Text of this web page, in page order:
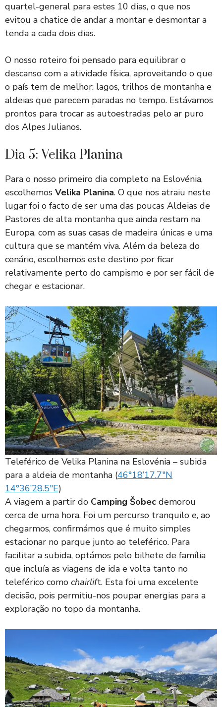
quartel-general para estes 10 dias, o que nos
evitou a chatice de andar a montar e desmontar a
tenda a cada dois dias.
O nosso roteiro foi pensado para equilibrar o
descanso com a atividade física, aproveitando o que
o país tem de melhor: lagos, trilhos de montanha e
aldeias que parecem paradas no tempo. Estávamos
prontos para trocar as autoestradas pelo ar puro
dos Alpes Julianos.
Dia 5: Velika Planina
Para o nosso primeiro dia completo na Eslovénia,
escolhemos Velika Planina. O que nos atraiu neste
lugar foi o facto de ser uma das poucas Aldeias de
Pastores de alta montanha que ainda restam na
Europa, com as suas casas de madeira únicas e uma
cultura que se mantém viva. Além da beleza do
cenário, escolhemos este destino por ficar
relativamente perto do campismo e por ser fácil de
chegar e estacionar.
Teleférico de Velika Planina na Eslovénia – subida
para a aldeia de montanha (46°18’17.7″N
14°36’28.5″E)
A viagem a partir do Camping Šobec demorou
cerca de uma hora. Foi um percurso tranquilo e, ao
chegarmos, confirmámos que é muito simples
estacionar no parque junto ao teleférico. Para
facilitar a subida, optámos pelo bilhete de família
que incluía as viagens de ida e volta tanto no
teleférico como chairlift. Esta foi uma excelente
decisão, pois permitiu-nos poupar energias para a
exploração no topo da montanha.